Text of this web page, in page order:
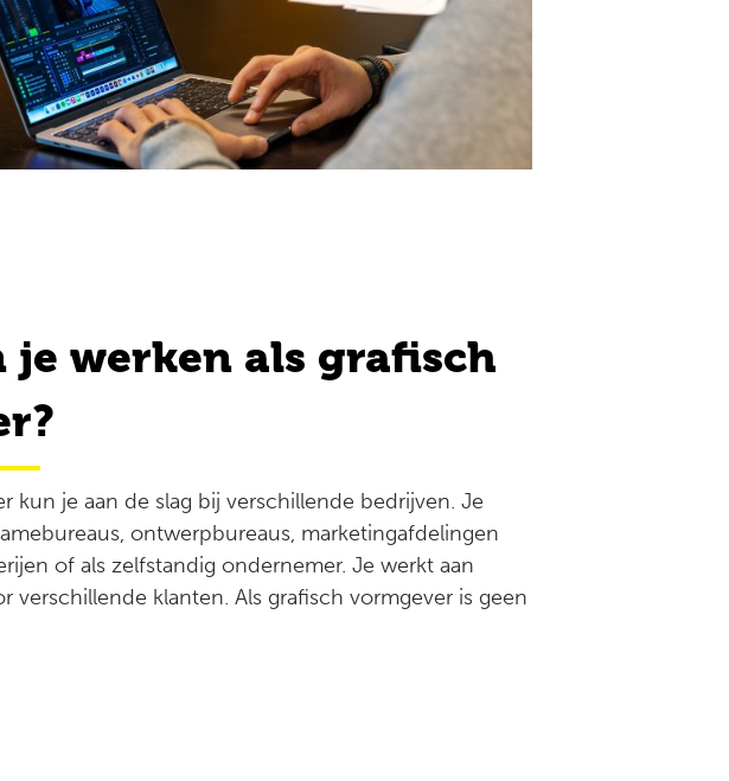
je werken als grafisch
kun je aan de slag bij verschillende bedrijven. Je
ontwerpbureaus, marketingafdelingen
of als zelfstandig ondernemer. Je werkt aan
verschillende klanten. Als grafisch vormgever is geen